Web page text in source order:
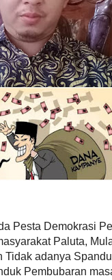
Pesta Demokrasi
Paluta,
adanya
Pembubaran